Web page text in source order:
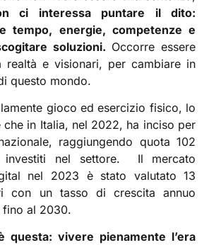
ci interessa puntare il dito:
tempo, energie, competenze e
soluzioni. Occorre essere
realtà e visionari, per cambiare in
questo mondo.
gioco ed esercizio fisico, lo
che in Italia, nel 2022, ha inciso per
raggiungendo quota 102
investiti nel settore. Il mercato
nel 2023 è stato valutato 13
con un tasso di crescita annuo
fino al 2030.
questa: vivere pienamente l’era